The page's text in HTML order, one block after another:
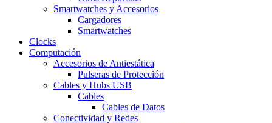
Smartwatches y Accesorios
Cargadores
Smartwatches
Clocks
Computación
Accesorios de Antiestática
Pulseras de Protección
Cables y Hubs USB
Cables
Cables de Datos
Conectividad y Redes